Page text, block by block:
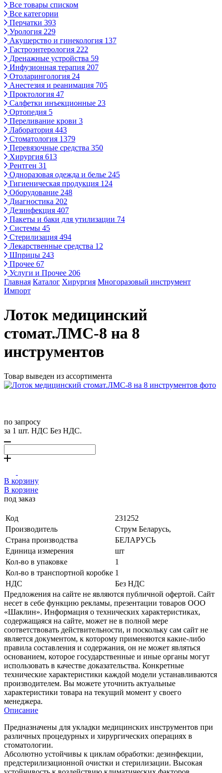
Все товары списком
Все категории
Перчатки 393
Урология 229
Акушерство и гинекология 137
Гастроэнтерология 222
Дренажные устройства 59
Инфузионная терапия 207
Отоларингология 24
Анестезия и реанимация 705
Проктология 47
Салфетки инъекционные 23
Ортопедия 5
Переливание крови 3
Лаборатория 443
Стоматология 1379
Перевязочные средства 350
Хирургия 613
Рентген 31
Одноразовая одежда и белье 245
Гигиеническая продукция 124
Оборудование 248
Диагностика 202
Дезинфекция 407
Пакеты и баки для утилизации 74
Системы 45
Стерилизация 494
Лекарственные средства 12
Шприцы 243
Прочее 67
Услуги и Прочее 206
Главная Каталог Хирургия Многоразовый инструмент
Импорт
Лоток медицинский
стомат.ЛМС-8 на 8
инструментов
Товар выведен из ассортимента
по запросу
за 1 шт. НДС Без НДС.
В корзину
В корзине
под заказ
Код
231252
Производитель
Струм Беларусь,
Страна производства
БЕЛАРУСЬ
Единица измерения
шт
Кол-во в упаковке
1
Кол-во в транспортной коробке 1
НДС
Без НДС
Предложения на сайте не являются публичной офертой. Сайт
несет в себе функцию рекламы, презентации товаров ООО
«Шаклин». Информация о технических характеристиках,
содержащаяся на сайте, может не в полной мере
соответствовать действительности, и поскольку сам сайт не
является документом, к которому применяются какие-либо
правила составления и содержания, он не может являться
основанием, которое государственные и иные органы могут
использовать в качестве доказательства. Конкретные
технические характеристики каждой модели устанавливаются
производителем. Вы можете уточнить актуальные
характеристики товара на текущий момент у своего
менеджера.
Описание
Предназначены для укладки медицинских инструментов при
различных процедурных и хирургических операциях в
стоматологии.
Абсолютно устойчивы к циклам обработки: дезинфекции,
предстерилизационной очистки и стерилизации. Высокая